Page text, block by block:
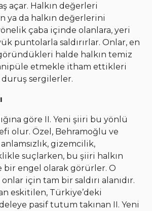
açar. Halkın değerleri
ya da halkın değerlerini
çaba içinde olanlara, yeri
puntolarla saldırırlar. Onlar, en
halde halkın temiz
etmekle itham ettikleri
duruş sergilerler.
göre II. Yeni şiiri bu yönlü
olur. Özel, Behramoğlu ve
anlamsızlık, gizemcilik,
suçlarken, bu şiiri halkın
bir engel olarak görürler. O
için tam bir saldırı alanıdır.
eskitilen, Türkiye’deki
pasif tutum takınan II. Yeni